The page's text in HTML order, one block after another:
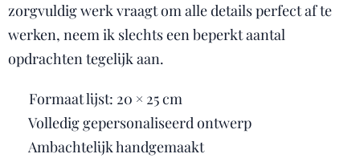
zorgvuldig werk vraagt om alle details perfect af te
werken, neem ik slechts een beperkt aantal
opdrachten tegelijk aan.
🌿 Formaat lijst: 20 × 25 cm
🎨 Volledig gepersonaliseerd ontwerp
🖐️ Ambachtelijk handgemaakt